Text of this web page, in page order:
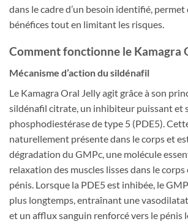
dans le cadre d’un besoin identifié, permet
bénéfices tout en limitant les risques.
Comment fonctionne le Kamagra
Mécanisme d’action du sildénafil
Le Kamagra Oral Jelly agit grâce à son
sildénafil citrate, un inhibiteur puissant et
phosphodiestérase de type 5 (PDE5).
naturellement présente dans le corps et
dégradation du GMPc, une molécule
relaxation des muscles lisses dans le
pénis. Lorsque la PDE5 est inhibée, le
plus longtemps, entraînant une
et un afflux sanguin renforcé vers le pénis